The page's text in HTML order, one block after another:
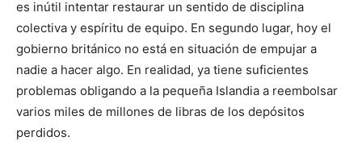
es inútil intentar restaurar un sentido de disciplina
colectiva y espíritu de equipo. En segundo lugar, hoy el
gobierno británico no está en situación de empujar a
nadie a hacer algo. En realidad, ya tiene suficientes
problemas obligando a la pequeña Islandia a reembolsar
varios miles de millones de libras de los depósitos
perdidos.